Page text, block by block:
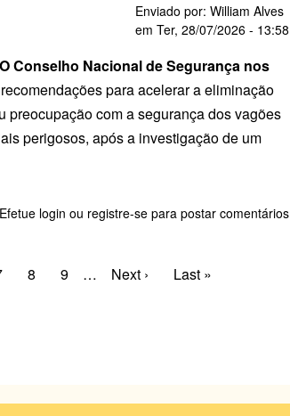
Enviado por:William Alves
emTer, 28/07/2026 - 13:58
Conselho Nacional de Segurança nos
para acelerar a eliminação
preocupação com a segurança dos vagões
perigosos, após a investigação de um
Efetue login ou registre-se para postar comentários
Page
8 Page
9 …
Próxima
Next ›
Última
Last »